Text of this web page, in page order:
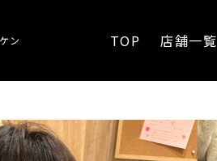
ン TOP 店舗一覧